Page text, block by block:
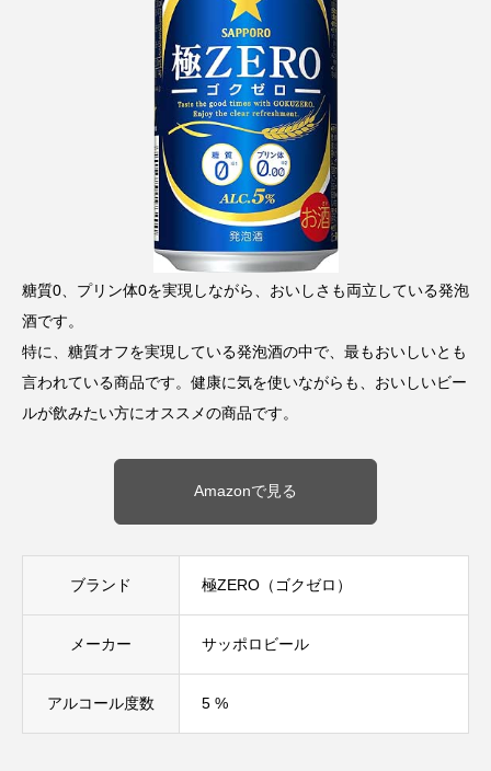
糖質0、プリン体0を実現しながら、おいしさも両立している発泡
酒です。
特に、糖質オフを実現している発泡酒の中で、最もおいしいとも
言われている商品です。健康に気を使いながらも、おいしいビー
ルが飲みたい方にオススメの商品です。
Amazonで見る
ブランド 極ZERO（ゴクゼロ）
メーカー サッポロビール
アルコール度数 5 %
シェア